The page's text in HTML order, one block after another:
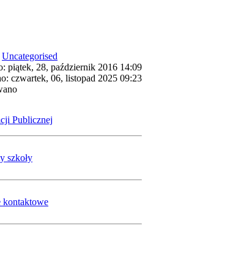
Uncategorised
piątek, 28, październik 2016 14:09
czwartek, 06, listopad 2025 09:23
Publicznej
szkoły
kontaktowe